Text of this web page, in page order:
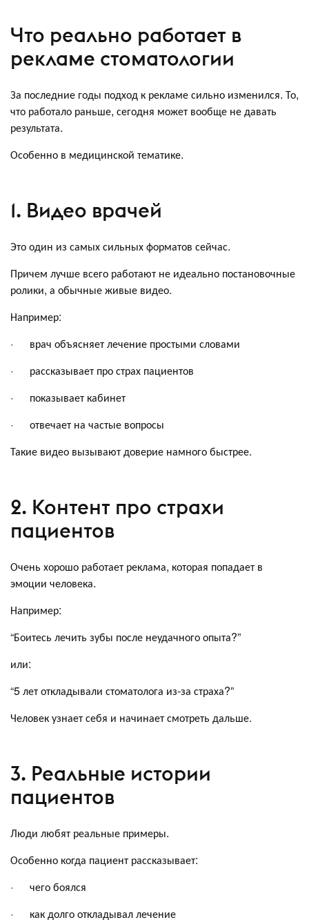
Что реально работает в
рекламе стоматологии
За последние годы подход к рекламе сильно изменился. То,
что работало раньше, сегодня может вообще не давать
результата.
Особенно в медицинской тематике.
1. Видео врачей
Это один из самых сильных форматов сейчас.
Причем лучше всего работают не идеально постановочные
ролики, а обычные живые видео.
Например:
· врач объясняет лечение простыми словами
· рассказывает про страх пациентов
· показывает кабинет
· отвечает на частые вопросы
Такие видео вызывают доверие намного быстрее.
2. Контент про страхи
пациентов
Очень хорошо работает реклама, которая попадает в
эмоции человека.
Например:
“Боитесь лечить зубы после неудачного опыта?”
или:
“5 лет откладывали стоматолога из-за страха?”
Человек узнает себя и начинает смотреть дальше.
3. Реальные истории
пациентов
Люди любят реальные примеры.
Особенно когда пациент рассказывает:
· чего боялся
· как долго откладывал лечение